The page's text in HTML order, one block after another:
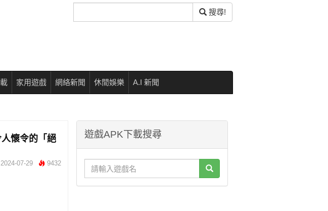
尋
搜尋!
家用遊戲 網絡新聞 休閒娛樂 A.I 新聞
懷令的「絕
2024-07-29 9432
遊戲APK下載搜尋